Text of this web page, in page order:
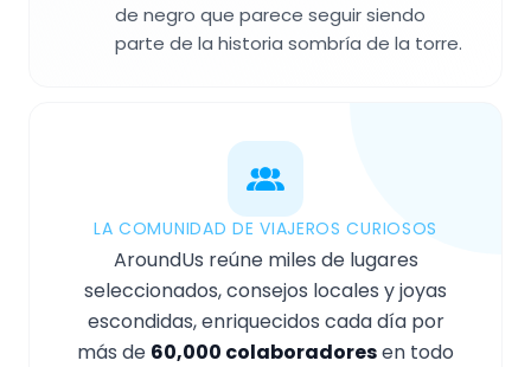
de negro que parece seguir siendo
parte de la historia sombría de la torre.
LA COMUNIDAD DE VIAJEROS CURIOSOS
AroundUs reúne miles de lugares
seleccionados, consejos locales y joyas
escondidas, enriquecidos cada día por
más de 60,000 colaboradoresen todo